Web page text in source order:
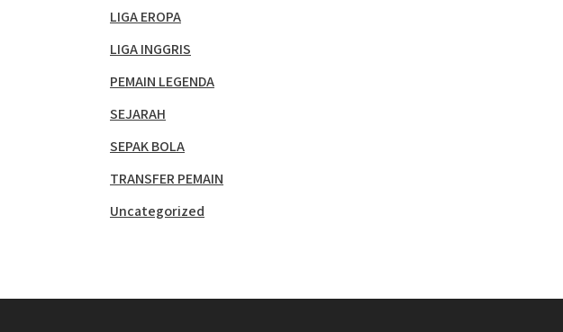
LIGA EROPA
LIGA INGGRIS
PEMAIN LEGENDA
SEJARAH
SEPAK BOLA
TRANSFER PEMAIN
Uncategorized